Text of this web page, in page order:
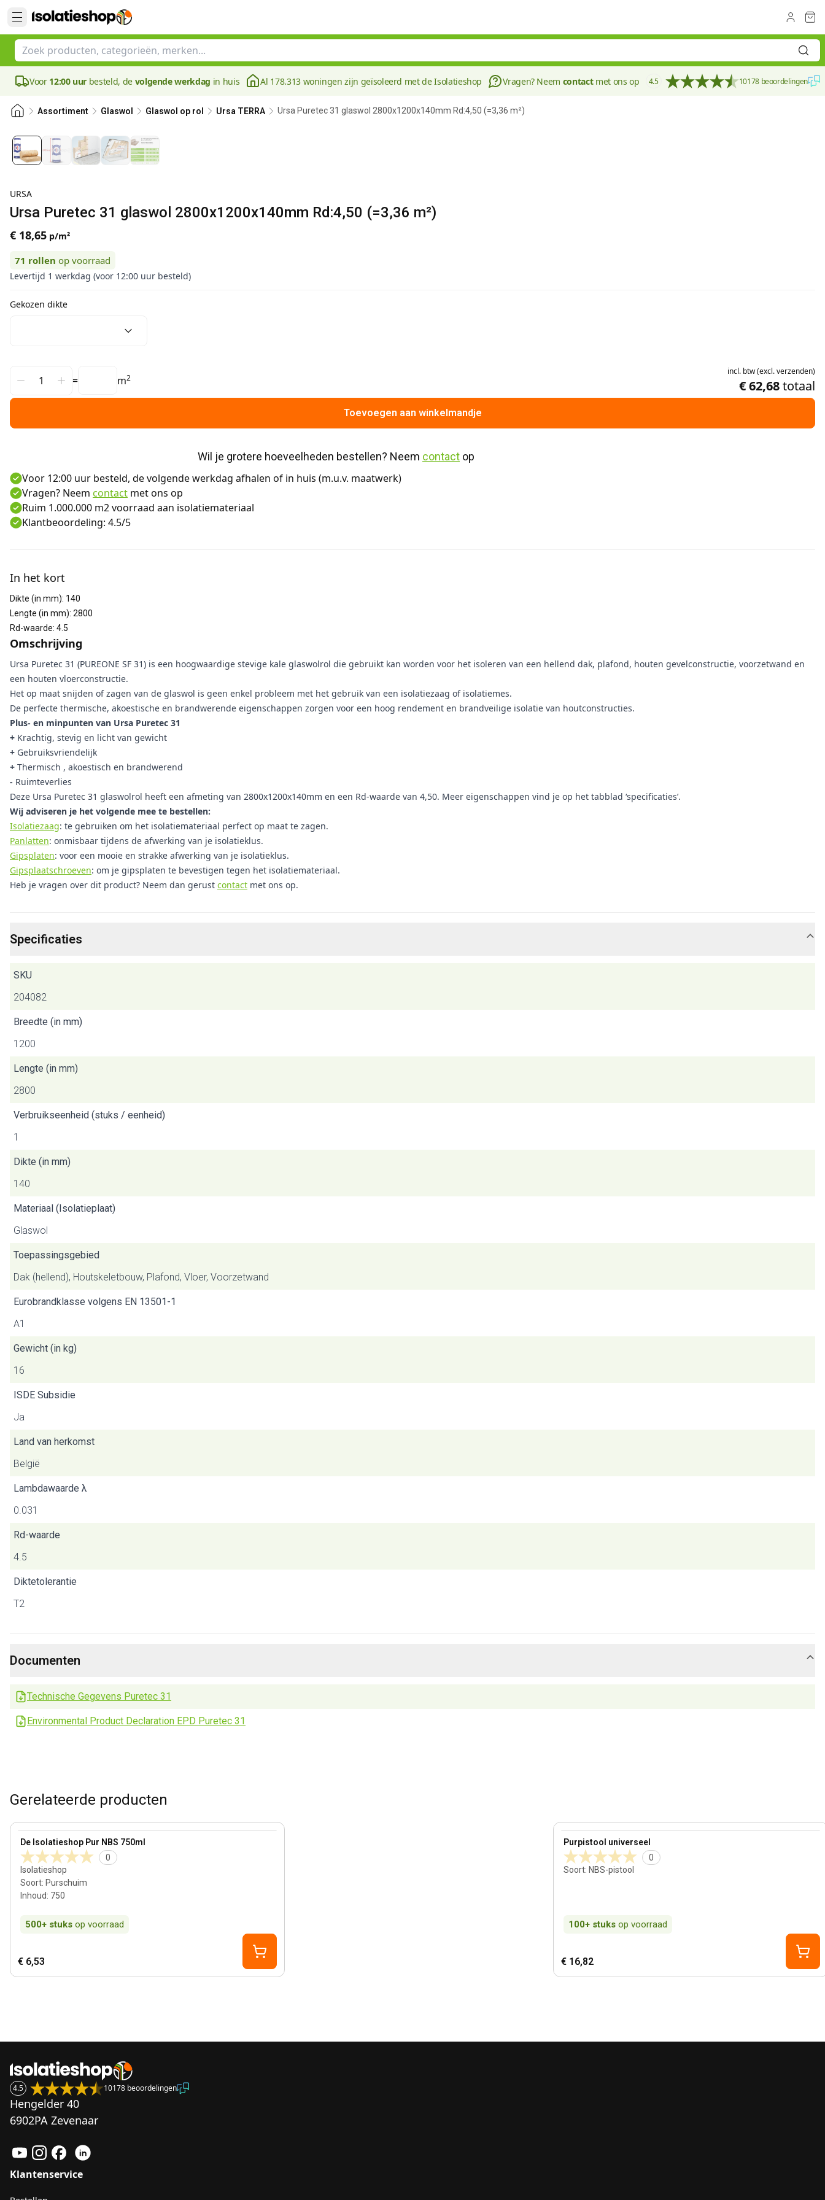
Voor 12:00 uur besteld, de volgende werkdag in huis Al 178.313 woningen zijn geïsoleerd met de Isolatieshop Vragen? Neem contactmet ons op 4.5 10178 beoordelingen
Assortiment Glaswol Glaswol op rol Ursa TERRA Ursa Puretec 31 glaswol 2800x1200x140mm Rd:4,50 (=3,36 m²)
URSA
Ursa Puretec 31 glaswol 2800x1200x140mm Rd:4,50 (=3,36 m²)
€ 18,65 p/m²
71 rollen op voorraad
Levertijd 1 werkdag (voor 12:00 uur besteld)
Gekozen dikte
= m2
incl. btw(excl.verzenden)
€ 62,68totaal
Toevoegen aan winkelmandje
Wil je grotere hoeveelheden bestellen? Neem contact op
Voor 12:00 uur besteld, de volgende werkdag afhalen of in huis (m.u.v. maatwerk)
Vragen? Neem contact met ons op
Ruim 1.000.000 m2 voorraad aan isolatiemateriaal
Klantbeoordeling: 4.5/5
In het kort
Dikte (in mm): 140
Lengte (in mm): 2800
Rd-waarde: 4.5
Omschrijving
Ursa Puretec 31 (PUREONE SF 31) is een hoogwaardige stevige kale glaswolrol die gebruikt kan worden voor het isoleren van een hellend dak, plafond, houten gevelconstructie, voorzetwand en
een houten vloerconstructie.
Het op maat snijden of zagen van de glaswol is geen enkel probleem met het gebruik van een isolatiezaag of isolatiemes.
De perfecte thermische, akoestische en brandwerende eigenschappen zorgen voor een hoog rendement en brandveilige isolatie van houtconstructies.
Plus- en minpunten van Ursa Puretec 31
+ Krachtig, stevig en licht van gewicht
+ Gebruiksvriendelijk
+ Thermisch , akoestisch en brandwerend
- Ruimteverlies
Deze Ursa Puretec 31 glaswolrol heeft een afmeting van 2800x1200x140mm en een Rd-waarde van 4,50. Meer eigenschappen vind je op het tabblad ‘specificaties’.
Wij adviseren je het volgende mee te bestellen:
Isolatiezaag: te gebruiken om het isolatiemateriaal perfect op maat te zagen.
Panlatten: onmisbaar tijdens de afwerking van je isolatieklus.
Gipsplaten: voor een mooie en strakke afwerking van je isolatieklus.
Gipsplaatschroeven: om je gipsplaten te bevestigen tegen het isolatiemateriaal.
Heb je vragen over dit product? Neem dan gerust contact met ons op.
Specificaties
SKU
204082
Breedte (in mm)
1200
Lengte (in mm)
2800
Verbruikseenheid (stuks / eenheid)
1
Dikte (in mm)
140
Materiaal (Isolatieplaat)
Glaswol
Toepassingsgebied
Dak (hellend), Houtskeletbouw, Plafond, Vloer, Voorzetwand
Eurobrandklasse volgens EN 13501-1
A1
Gewicht (in kg)
16
ISDE Subsidie
Ja
Land van herkomst
België
Lambdawaarde λ
0.031
Rd-waarde
4.5
Diktetolerantie
T2
Documenten
Technische Gegevens Puretec 31
Environmental Product Declaration EPD Puretec 31
Gerelateerde producten
De Isolatieshop Pur NBS 750ml
0
Isolatieshop
Soort: Purschuim
Inhoud: 750
500+ stuks op voorraad
View product
€ 6,53
Purpistool universeel
0
Soort: NBS-pistool
100+ stuks op voorraad
View product
€ 16,82
4.5 10178 beoordelingen
Hengelder 40
6902PA Zevenaar
Klantenservice